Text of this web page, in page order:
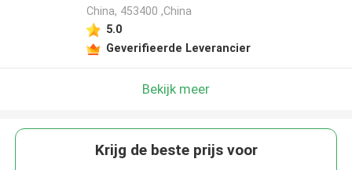
China, 453400 ,China
5.0
Geverifieerde Leverancier
Bekijk meer
Krijg de beste prijs voor